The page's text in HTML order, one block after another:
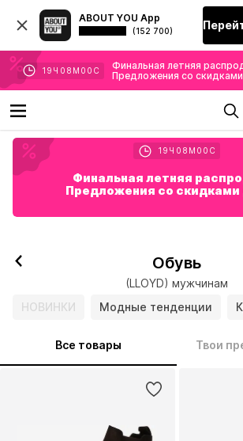
ABOUT YOU App
(152 700)
19 Ч 07 М 59 С
Финальная летняя
Предложения со
19 Ч 07 М 59 С
Финальная летняя
Предложения со скидками
Обувь
(LLOYD) мужчинам
НОВИНКИ
Модные тенденции
Все товары Твои